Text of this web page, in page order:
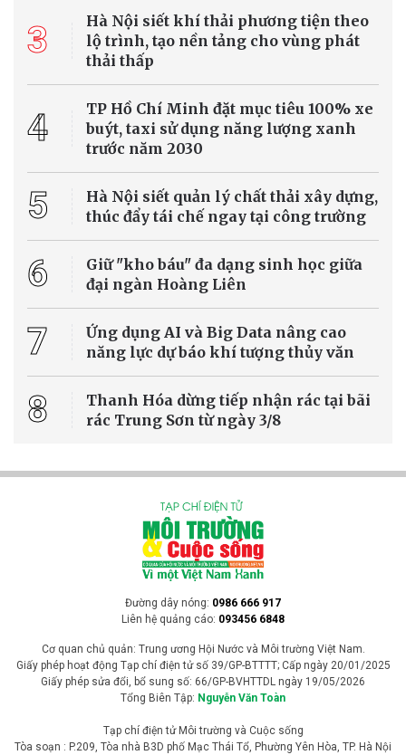
3
Hà Nội siết khí thải phương tiện theo
lộ trình, tạo nền tảng cho vùng phát
thải thấp
4
TP Hồ Chí Minh đặt mục tiêu 100% xe
buýt, taxi sử dụng năng lượng xanh
trước năm 2030
5
Hà Nội siết quản lý chất thải xây dựng,
thúc đẩy tái chế ngay tại công trường
6
Giữ "kho báu" đa dạng sinh học giữa
đại ngàn Hoàng Liên
7
Ứng dụng AI và Big Data nâng cao
năng lực dự báo khí tượng thủy văn
8
Thanh Hóa dừng tiếp nhận rác tại bãi
rác Trung Sơn từ ngày 3/8
Đường dây nóng: 0986 666 917
Liên hệ quảng cáo: 093456 6848
Cơ quan chủ quản: Trung ương Hội Nước và Môi trường Việt Nam.
Giấy phép hoạt động Tạp chí điện tử số 39/GP-BTTTT; Cấp ngày 20/01/2025
Giấy phép sửa đổi, bổ sung số: 66/GP-BVHTTDL ngày 19/05/2026
Tổng Biên Tập: Nguyễn Văn Toàn
Tạp chí điện tử Môi trường và Cuộc sống
Tòa soạn : P.209, Tòa nhà B3D phố Mạc Thái Tổ, Phường Yên Hòa, TP. Hà Nội